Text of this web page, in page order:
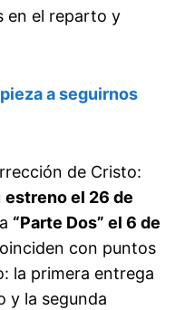
en el reparto y
a seguirnos
de Cristo:
estreno el 26 de
“Parte Dos” el 6 de
con puntos
la primera entrega
y la segunda